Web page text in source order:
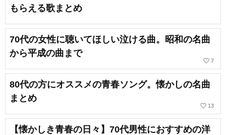
もらえる歌まとめ
70代の女性に聴いてほしい泣ける曲。昭和の名曲
から平成の曲まで
favorite_border 7
80代の方にオススメの青春ソング。懐かしの名曲
まとめ
favorite_border 13
【懐かしき青春の日々】70代男性におすすめの洋